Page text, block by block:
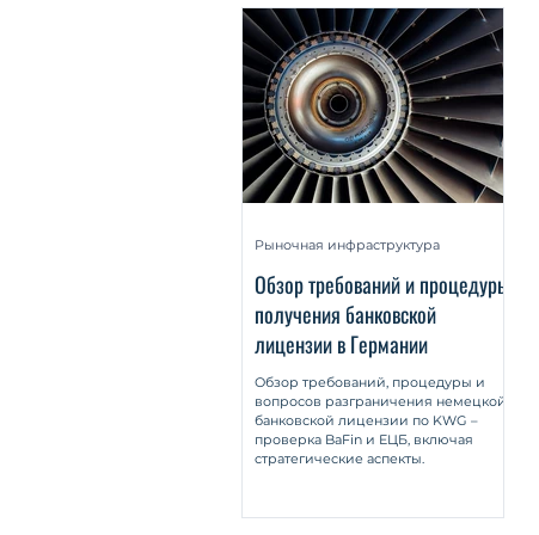
Eigengeschäft durch
Kumpan/Müller-
многосторонними и
2017, Страницы 1777-
Обзор требований и процедуры
получения банковской
лицензии в Германии
Обзор требований, процедуры и
вопросов разграничения немецкой
банковской лицензии по KWG –
проверка BaFin и ЕЦБ, включая
стратегические аспекты.
Рыночная инфраструктура